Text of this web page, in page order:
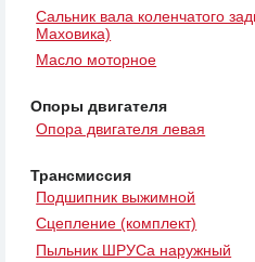
Сальник вала коленчатого
Маховика)
Масло моторное
Опоры двигателя
Опора двигателя левая
Трансмиссия
Подшипник выжимной
Сцепление (комплект)
Пыльник ШРУСа наружный